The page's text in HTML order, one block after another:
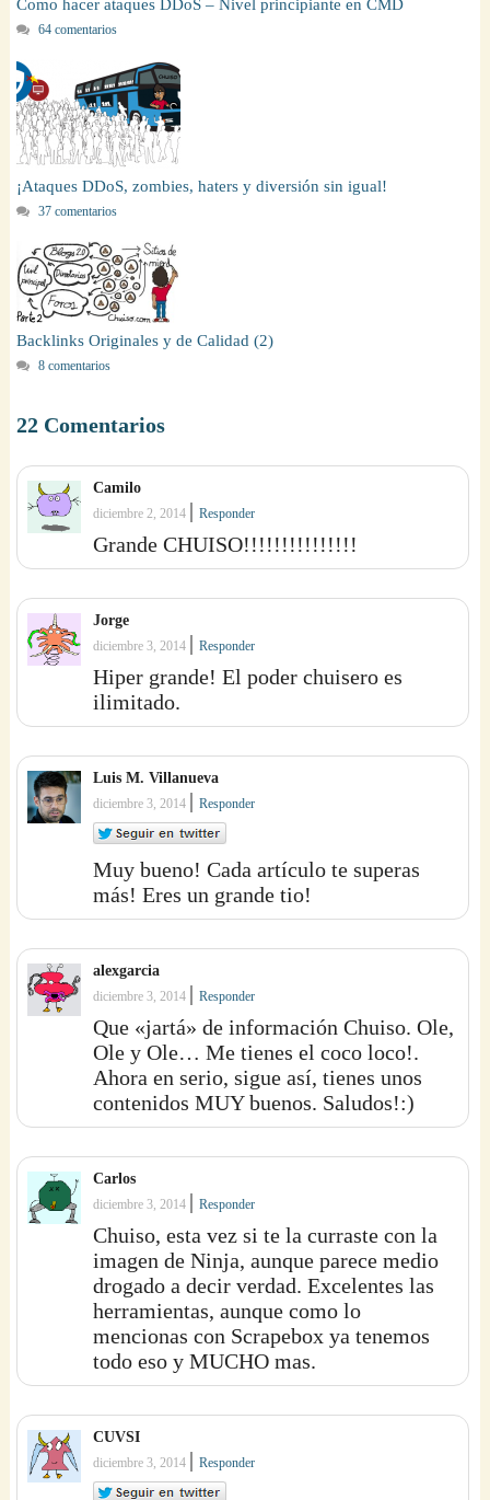
Como hacer ataques DDoS – Nivel principiante en CMD
64 comentarios
¡Ataques DDoS, zombies, haters y diversión sin igual!
37 comentarios
Backlinks Originales y de Calidad (2)
8 comentarios
22 Comentarios
Camilo
diciembre 2, 2014 |Responder
Grande CHUISO!!!!!!!!!!!!!!!
Jorge
diciembre 3, 2014 |Responder
Hiper grande! El poder chuisero es
ilimitado.
Luis M. Villanueva
diciembre 3, 2014 |Responder
Muy bueno! Cada artículo te superas
más! Eres un grande tio!
alexgarcia
diciembre 3, 2014 |Responder
Que «jartá» de información Chuiso. Ole,
Ole y Ole… Me tienes el coco loco!.
Ahora en serio, sigue así, tienes unos
contenidos MUY buenos. Saludos!:)
Carlos
diciembre 3, 2014 |Responder
Chuiso, esta vez si te la curraste con la
imagen de Ninja, aunque parece medio
drogado a decir verdad. Excelentes las
herramientas, aunque como lo
mencionas con Scrapebox ya tenemos
todo eso y MUCHO mas.
CUVSI
diciembre 3, 2014 |Responder